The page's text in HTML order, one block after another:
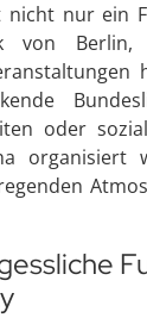
nicht nur ein
von
oder
organisiert